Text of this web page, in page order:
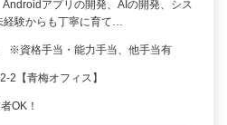
アプリの開発、AIの開発、シス
験からも丁寧に育て…
※資格手当・能力手当、他手当有
2【青梅オフィス】
OK！